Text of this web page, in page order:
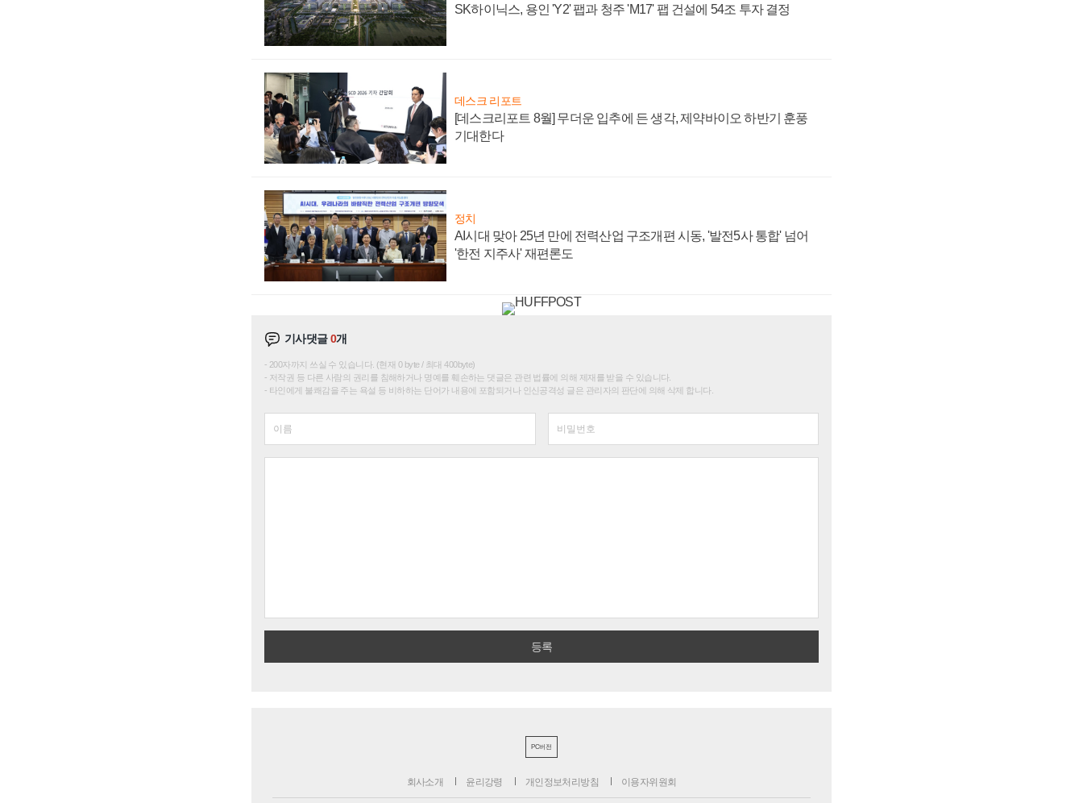
SK하이닉스, 용인 'Y2' 팹과 청주 'M17' 팹 건설에 54조 투자 결정
데스크 리포트
[데스크리포트 8월] 무더운 입추에 든 생각, 제약바이오 하반기 훈풍
기대한다
정치
AI시대 맞아 25년 만에 전력산업 구조개편 시동, '발전5사 통합' 넘어
'한전 지주사' 재편론도
기사댓글0개
200자까지 쓰실 수 있습니다. (현재 0 byte / 최대 400byte)
저작권 등 다른 사람의 권리를 침해하거나 명예를 훼손하는 댓글은 관련 법률에 의해 제재를 받을 수 있습니다.
타인에게 불쾌감을 주는 욕설 등 비하하는 단어가 내용에 포함되거나 인신공격성 글은 관리자의 판단에 의해 삭제 합니다.
PC버전
회사소개 윤리강령 개인정보처리방침 이용자위원회